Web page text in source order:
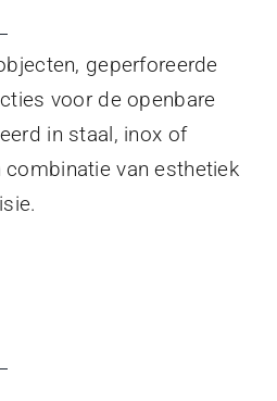
geperforeerde
voor de openbare
in staal, inox of
van esthetiek